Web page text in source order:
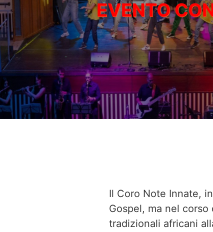
Il Coro Note Innate,
Gospel, ma nel
tradizionali africani